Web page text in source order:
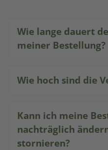
Wie lange dauert
meiner Bestellung?
Wie hoch sind die
Kann ich meine
nachträglich
stornieren?